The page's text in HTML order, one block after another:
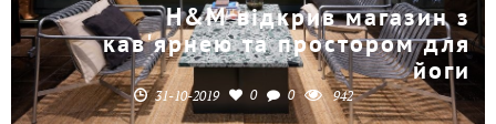
H&M відкрив магазин з
кав'ярнею та простором для
йоги
31-10-2019 0 0 942